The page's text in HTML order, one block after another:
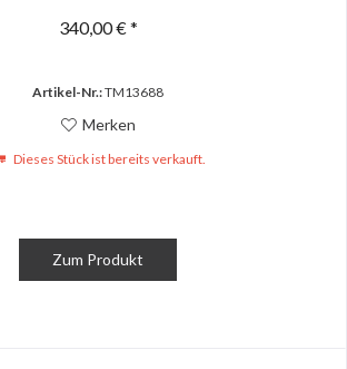
340,00 € *
Artikel-Nr.:TM13688
Merken
Dieses Stück ist bereits verkauft.
Zum Produkt